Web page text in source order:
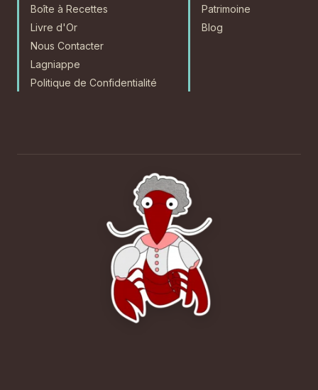
Boîte à Recettes
Livre d'Or
Nous Contacter
Lagniappe
Politique de Confidentialité
Patrimoine
Blog